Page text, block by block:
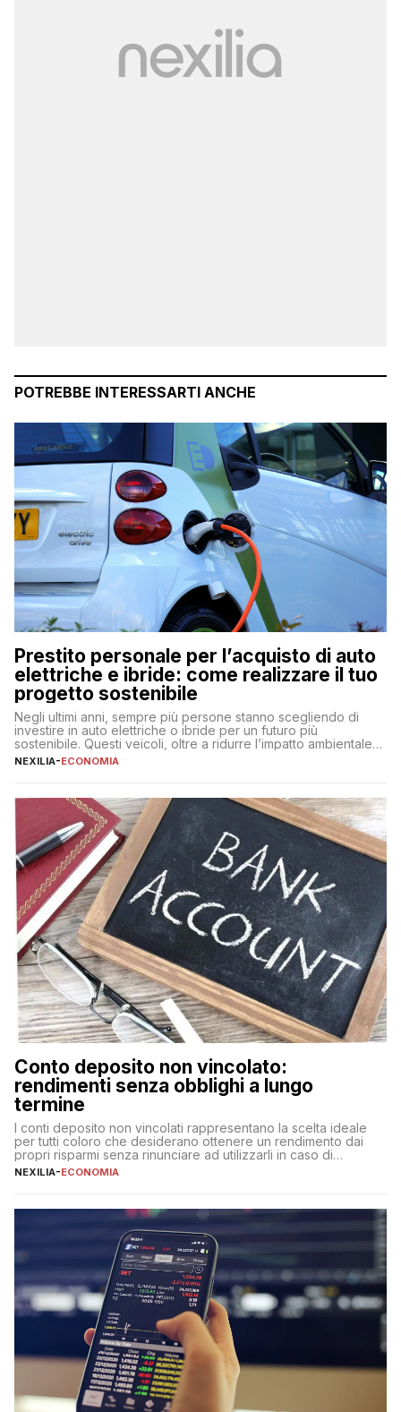
POTREBBE INTERESSARTI ANCHE
Prestito personale per l’acquisto di auto
elettriche e ibride: come realizzare il tuo
progetto sostenibile
Negli ultimi anni, sempre più persone stanno scegliendo di
investire in auto elettriche o ibride per un futuro più
sostenibile. Questi veicoli, oltre a ridurre l’impatto ambientale,
offrono vantaggi economici a lungo termine, come minori costi
fare se non […]
NEXILIA-ECONOMIA
Conto deposito non vincolato:
rendimenti senza obblighi a lungo
termine
I conti deposito non vincolati rappresentano la scelta ideale
per tutti coloro che desiderano ottenere un rendimento dai
propri risparmi senza rinunciare ad utilizzarli in caso di
necessità. A differenza delle forme vincolate tradizionali,
flessibilità e rendimento. Come funzionano […]
NEXILIA-ECONOMIA